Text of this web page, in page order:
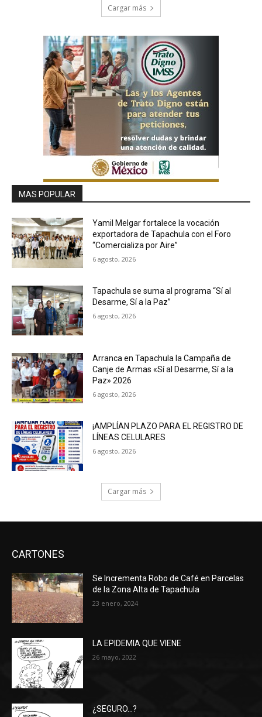
Cargar más
MAS POPULAR
Yamil Melgar fortalece la vocación
exportadora de Tapachula con el Foro
“Comercializa por Aire”
6 agosto, 2026
Tapachula se suma al programa “Sí al
Desarme, Sí a la Paz”
6 agosto, 2026
Arranca en Tapachula la Campaña de
Canje de Armas «Sí al Desarme, Sí a la
Paz» 2026
6 agosto, 2026
¡AMPLÍAN PLAZO PARA EL REGISTRO DE
LÍNEAS CELULARES
6 agosto, 2026
Cargar más
CARTONES
Se Incrementa Robo de Café en Parcelas
de la Zona Alta de Tapachula
23 enero, 2024
LA EPIDEMIA QUE VIENE
26 mayo, 2022
¿SEGURO…?